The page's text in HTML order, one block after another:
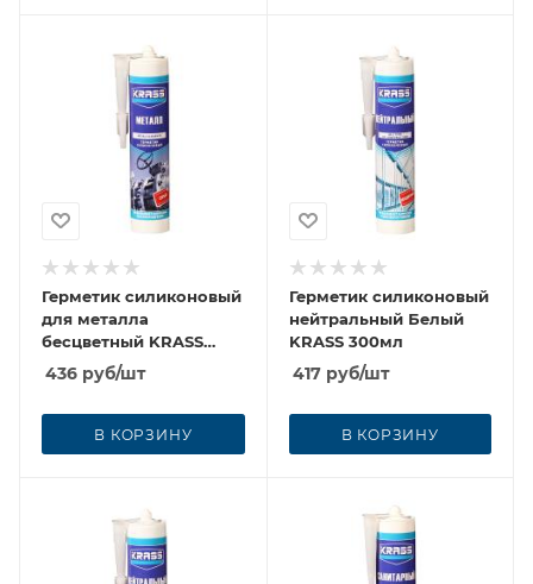
Герметик силиконовый
для металла
бесцветный KRASS
300мл
436 руб/шт
В КОРЗИНУ
Герметик силиконовый
нейтральный Белый
KRASS 300мл
417руб/шт
В КОРЗИНУ